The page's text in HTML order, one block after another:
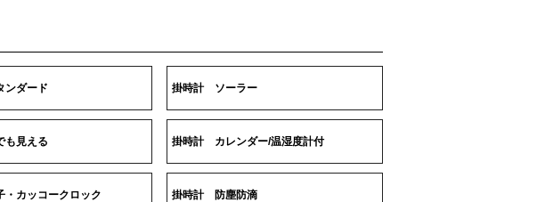
ダード 掛時計 ソーラー
見える 掛時計 カレンダー/温湿度計付
カッコークロック 掛時計 防塵防滴